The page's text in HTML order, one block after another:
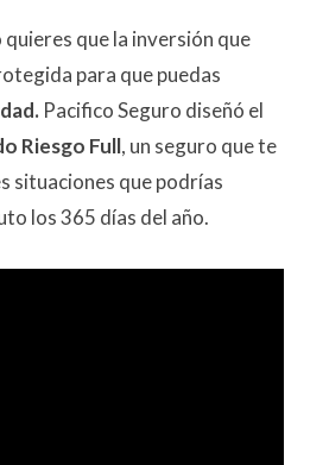
que la inversión que
para que puedas
Pacifico Seguro diseñó el
Riesgo Full, un seguro que te
situaciones que podrías
los 365 días del año.